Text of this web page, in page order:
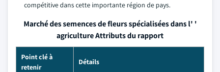
compétitive dans cette importante région de pays.
Marché des semences de fleurs spécialisées dans l' '
agriculture Attributs du rapport
Point clé à
retenir
Détails